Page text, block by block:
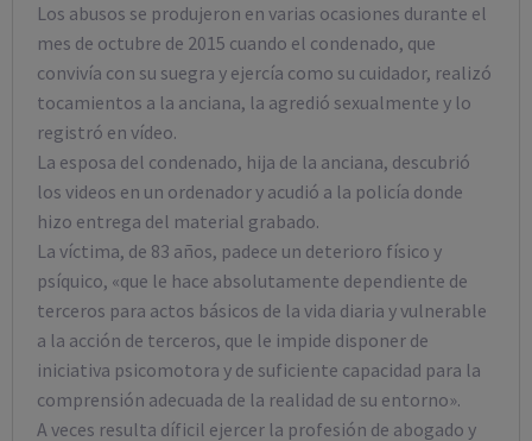
Los abusos se produjeron en varias ocasiones durante el
mes de octubre de 2015 cuando el condenado, que
convivía con su suegra y ejercía como su cuidador, realizó
tocamientos a la anciana, la agredió sexualmente y lo
registró en vídeo.
La esposa del condenado, hija de la anciana, descubrió
los videos en un ordenador y acudió a la policía donde
hizo entrega del material grabado.
La víctima, de 83 años, padece un deterioro físico y
psíquico, «que le hace absolutamente dependiente de
terceros para actos básicos de la vida diaria y vulnerable
a la acción de terceros, que le impide disponer de
iniciativa psicomotora y de suficiente capacidad para la
comprensión adecuada de la realidad de su entorno».
A veces resulta díficil ejercer la profesión de abogado y